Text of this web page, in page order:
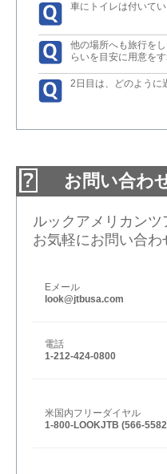
車にトイレは付いて
他の場所へも旅行を
らいを目安に用意を
2日目は、どのように
お問い合わ
ルックアメリカンツ
お気軽にお問い合わ
Eメール
look@jtbusa.com
電話
1-212-424-0800
米国内フリーダイヤル
1-800-LOOKJTB (566-